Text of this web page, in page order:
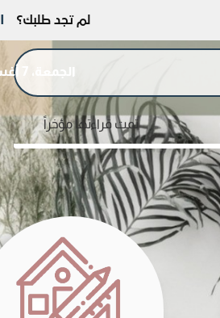
لم تجد طلبك؟
الجمعة، 7 أغسطس 2026 / 23 صفر 1448 هـ
تمت قراءتها مؤخراً